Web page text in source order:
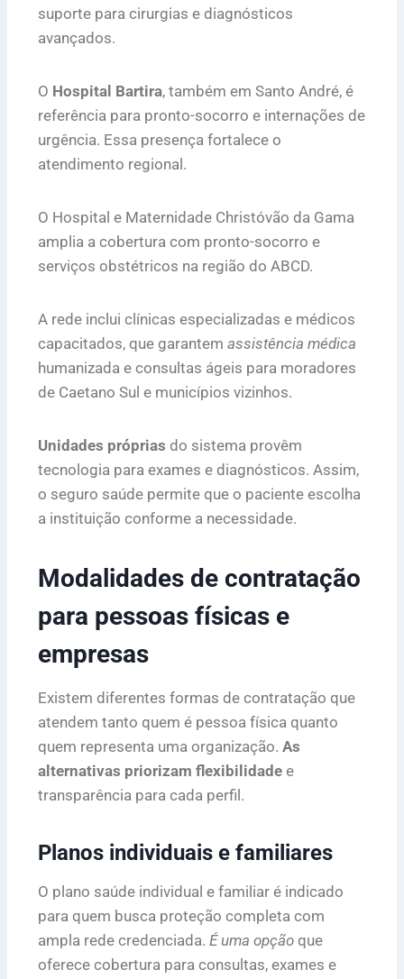
suporte para cirurgias e diagnósticos
avançados.
O Hospital Bartira, também em Santo André, é
referência para pronto-socorro e internações de
urgência. Essa presença fortalece o
atendimento regional.
O Hospital e Maternidade Christóvão da Gama
amplia a cobertura com pronto-socorro e
serviços obstétricos na região do ABCD.
A rede inclui clínicas especializadas e médicos
capacitados, que garantem assistência médica
humanizada e consultas ágeis para moradores
de Caetano Sul e municípios vizinhos.
Unidades próprias do sistema provêm
tecnologia para exames e diagnósticos. Assim,
o seguro saúde permite que o paciente escolha
a instituição conforme a necessidade.
Modalidades de contratação
para pessoas físicas e
empresas
Existem diferentes formas de contratação que
atendem tanto quem é pessoa física quanto
quem representa uma organização. As
alternativas priorizam flexibilidade e
transparência para cada perfil.
Planos individuais e familiares
O plano saúde individual e familiar é indicado
para quem busca proteção completa com
ampla rede credenciada. É uma opção que
oferece cobertura para consultas, exames e